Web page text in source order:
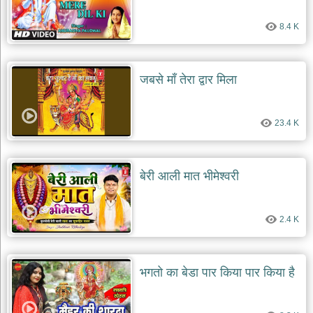
देश
भक्ति
patriotic
bhajans
श्याम
भजन
khatu
bhajans
रानी
सती
दादी
भजन
rani
dadi
bhajans
बावा
लाल
8.4 K
जबसे माँ तेरा द्वार मिला
23.4 K
बेरी आली मात भीमेश्वरी
2.4 K
भगतो का बेडा पार किया पार किया है